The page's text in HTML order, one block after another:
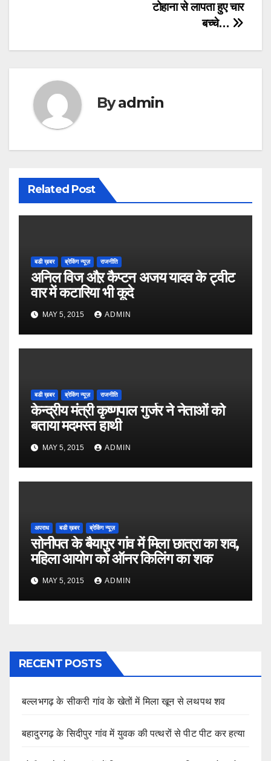
टोहाना से लापता हुए चार
बच्चे…
Byadmin
Related Post
बडी ख़बर ब्रेकिंग न्यूज़ राजनीति
अनिल विज औऱ कैप्टन अजय यादव के ट्वीट
वार में कटारिया भी कूदे
MAY 5, 2015 ADMIN
बडी ख़बर ब्रेकिंग न्यूज़ राजनीति
केन्द्रीय मंत्री कृष्णपाल गुर्जर ने नेताओं को
बताया मदमस्त हाथी
MAY 5, 2015 ADMIN
अपराध बडी ख़बर ब्रेकिंग न्यूज़
सोनीपत के बैयापुर गांव में मिला छात्रा का शव,
महिला आयोग को ऑनर किलिंग का शक
MAY 5, 2015 ADMIN
RECENT POSTS
बल्लभगढ़ के सीकरी गांव के खेतों में मिला खून से लथपथ शव
बहादुरगढ़ के सिदीपुर गांव में युवक की पत्थरों से पीट पीट कर हत्या